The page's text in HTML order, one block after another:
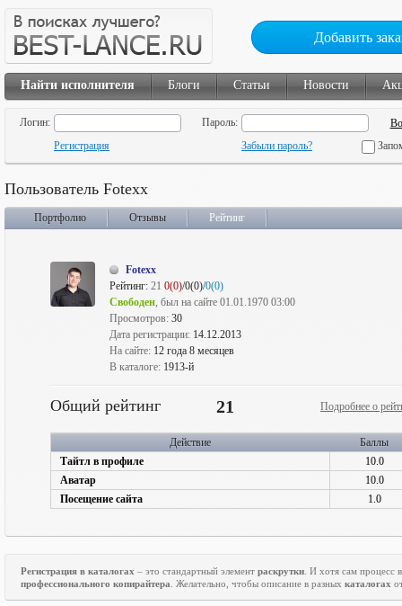
Добавить
Найти исполнителя Блоги Статьи Новости
Логин:
Пароль:
Регистрация
Забыли пароль?
Пользователь Fotexx
Портфолио Отзывы Рейтинг
Fotexx
Рейтинг: 21 0(0)/0(0)/0(0)
Свободен, был на сайте 01.01.1970 03:00
Просмотров: 30
Дата регистрации: 14.12.2013
На сайте: 12 года 8 месяцев
В каталоге: 1913-й
Общий рейтинг 21 Подробнее о
Действие
Баллы
Тайтл в профиле
10.0
Аватар
10.0
Посещение сайта
1.0
Регистрация в каталогах – это стандартный элемент раскрутки . И хотя сам процесс
профессионального копирайтера . Желательно, чтобы описание в разных каталогах